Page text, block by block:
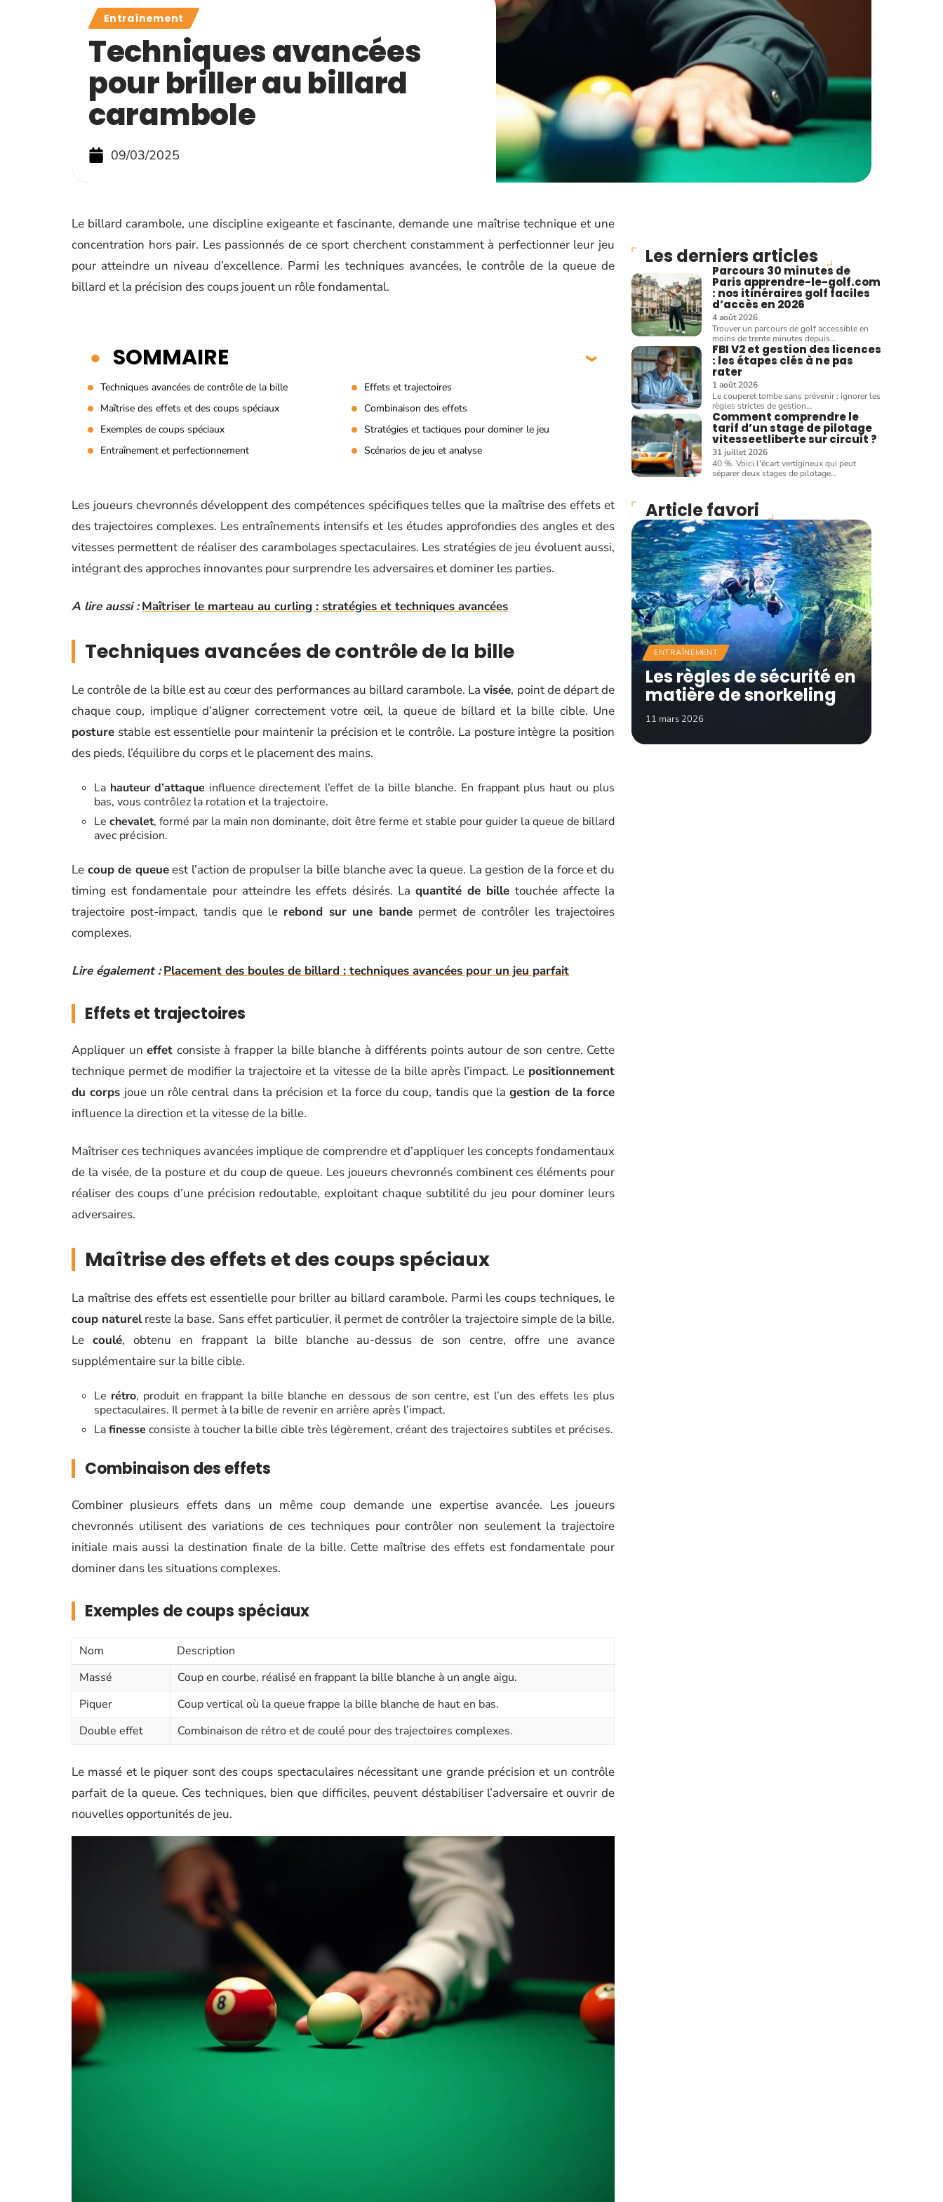
Entraînement
Techniques avancées
pour briller au billard
carambole
09/03/2025
Le billard carambole, une discipline exigeante et fascinante, demande une maîtrise technique et une
concentration hors pair. Les passionnés de ce sport cherchent constamment à perfectionner leur jeu
pour atteindre un niveau d’excellence. Parmi les techniques avancées, le contrôle de la queue de
billard et la précision des coups jouent un rôle fondamental.
SOMMAIRE
Techniques avancées de contrôle de la bille
Effets et trajectoires
Maîtrise des effets et des coups spéciaux
Combinaison des effets
Exemples de coups spéciaux
Stratégies et tactiques pour dominer le jeu
Entraînement et perfectionnement
Scénarios de jeu et analyse
Les joueurs chevronnés développent des compétences spécifiques telles que la maîtrise des effets et
des trajectoires complexes. Les entraînements intensifs et les études approfondies des angles et des
vitesses permettent de réaliser des carambolages spectaculaires. Les stratégies de jeu évoluent aussi,
intégrant des approches innovantes pour surprendre les adversaires et dominer les parties.
A lire aussi : Maîtriser le marteau au curling : stratégies et techniques avancées
Techniques avancées de contrôle de la bille
Le contrôle de la bille est au cœur des performances au billard carambole. Lavisée, point de départ de
chaque coup, implique d’aligner correctement votre œil, la queue de billard et la bille cible. Une
posture stable est essentielle pour maintenir la précision et le contrôle. La posture intègre la position
des pieds, l’équilibre du corps et le placement des mains.
La hauteur d’attaque influence directement l’effet de la bille blanche. En frappant plus haut ou plus
bas, vous contrôlez la rotation et la trajectoire.
Lechevalet, formé par la main non dominante, doit être ferme et stable pour guider la queue de billard
avec précision.
Le coup de queueest l’action de propulser la bille blanche avec la queue. La gestion de la force et du
timing est fondamentale pour atteindre les effets désirés. La quantité de bille touchée affecte la
trajectoire post-impact, tandis que le rebond sur une bande permet de contrôler les trajectoires
complexes.
Lire également : Placement des boules de billard : techniques avancées pour un jeu parfait
Effets et trajectoires
Appliquer un effet consiste à frapper la bille blanche à différents points autour de son centre. Cette
technique permet de modifier la trajectoire et la vitesse de la bille après l’impact. Le positionnement
du corps joue un rôle central dans la précision et la force du coup, tandis que lagestion de la force
influence la direction et la vitesse de la bille.
Maîtriser ces techniques avancées implique de comprendre et d’appliquer les concepts fondamentaux
de la visée, de la posture et du coup de queue. Les joueurs chevronnés combinent ces éléments pour
réaliser des coups d’une précision redoutable, exploitant chaque subtilité du jeu pour dominer leurs
adversaires.
Maîtrise des effets et des coups spéciaux
La maîtrise des effets est essentielle pour briller au billard carambole. Parmi les coups techniques, le
coup naturelreste la base. Sans effet particulier, il permet de contrôler la trajectoire simple de la bille.
Le coulé, obtenu en frappant la bille blanche au-dessus de son centre, offre une avance
supplémentaire sur la bille cible.
Le rétro, produit en frappant la bille blanche en dessous de son centre, est l’un des effets les plus
spectaculaires. Il permet à la bille de revenir en arrière après l’impact.
Lafinesse consiste à toucher la bille cible très légèrement, créant des trajectoires subtiles et précises.
Combinaison des effets
Combiner plusieurs effets dans un même coup demande une expertise avancée. Les joueurs
chevronnés utilisent des variations de ces techniques pour contrôler non seulement la trajectoire
initiale mais aussi la destination finale de la bille. Cette maîtrise des effets est fondamentale pour
dominer dans les situations complexes.
Exemples de coups spéciaux
Nom
Description
Massé
Coup en courbe, réalisé en frappant la bille blanche à un angle aigu.
Piquer
Coup vertical où la queue frappe la bille blanche de haut en bas.
Double effet
Combinaison de rétro et de coulé pour des trajectoires complexes.
Le massé et le piquer sont des coups spectaculaires nécessitant une grande précision et un contrôle
parfait de la queue. Ces techniques, bien que difficiles, peuvent déstabiliser l’adversaire et ouvrir de
nouvelles opportunités de jeu.
Les derniers articles
Parcours 30 minutes de
Paris apprendre-le-golf.com
: nos itinéraires golf faciles
d’accès en 2026
4 août 2026
Trouver un parcours de golf accessible en
moins de trente minutes depuis…
FBI V2 et gestion des licences
: les étapes clés à ne pas
rater
1 août 2026
Le couperet tombe sans prévenir : ignorer les
règles strictes de gestion…
Comment comprendre le
tarif d’un stage de pilotage
vitesseetliberte sur circuit ?
31 juillet 2026
40 %. Voici l'écart vertigineux qui peut
séparer deux stages de pilotage…
Article favori
ENTRAÎNEMENT
Les règles de sécurité en
matière de snorkeling
11 mars 2026